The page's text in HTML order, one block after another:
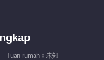
Tuan rumah：未知